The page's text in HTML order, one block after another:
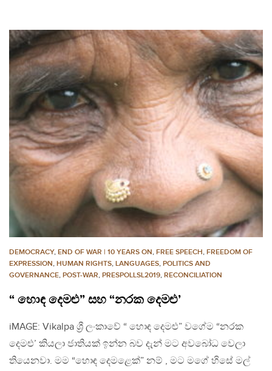
DEMOCRACY, END OF WAR | 10 YEARS ON, FREE SPEECH, FREEDOM OF
EXPRESSION, HUMAN RIGHTS, LANGUAGES, POLITICS AND
GOVERNANCE, POST-WAR, PRESPOLLSL2019, RECONCILIATION
“ හොඳ දෙමළු” සහ “නරක දෙමළු’
iMAGE: Vikalpa ශ්‍රී ලංකාවේ “ හොඳ දෙමළු” වගේම “නරක
දෙමළු’ කියලා ජාතියක් ඉන්න බව දැන් මට අවබෝධ වෙලා
තියෙනවා. මම “හොඳ දෙමළෙක්” නම් , මට මගේ හිසේ මල්